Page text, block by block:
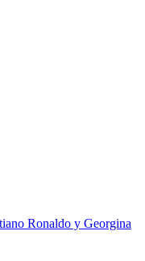
Ronaldo y Georgina